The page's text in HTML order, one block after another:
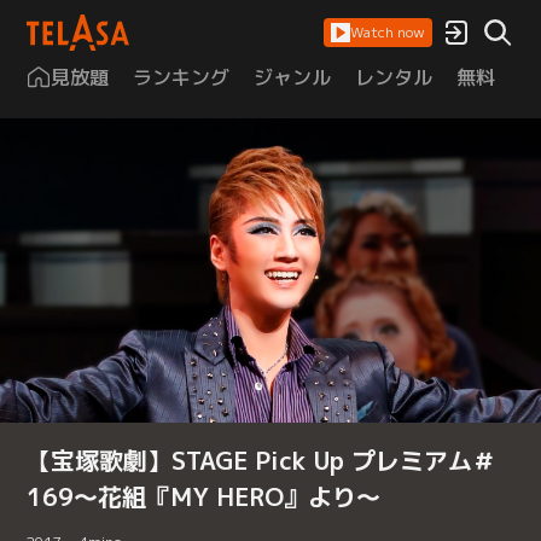
Watch now
見放題 ランキング ジャンル レンタル 無料
【宝塚歌劇】STAGE Pick Up プレミアム＃
169～花組『MY HERO』より～